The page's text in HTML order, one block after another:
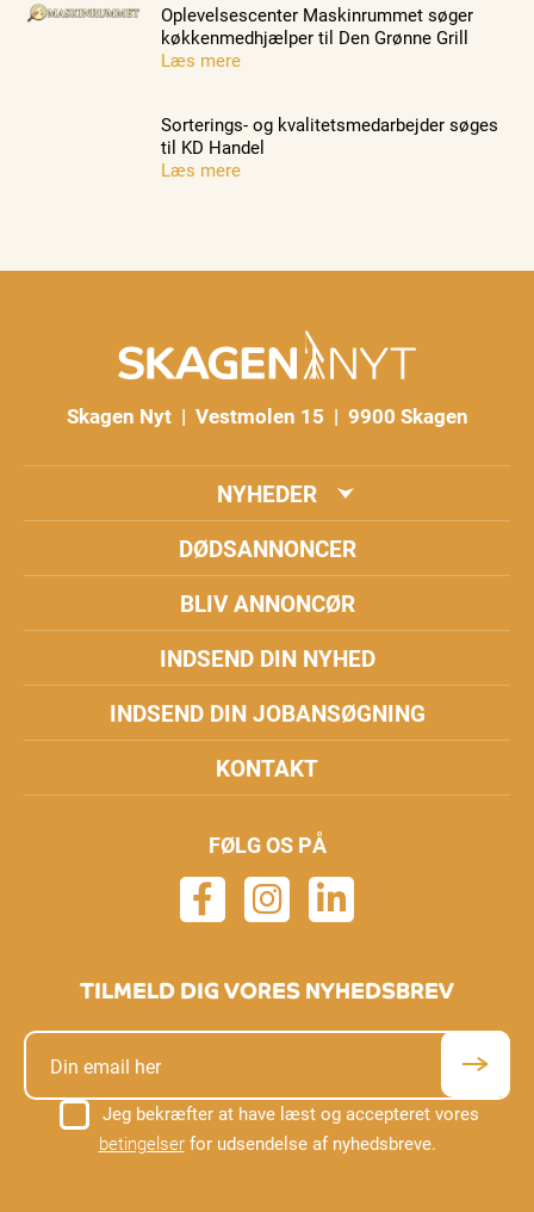
Oplevelsescenter Maskinrummet søger
køkkenmedhjælper til Den Grønne Grill
Læs mere
Sorterings- og kvalitetsmedarbejder søges
til KD Handel
Læs mere
Skagen Nyt | Vestmolen 15 | 9900 Skagen
NYHEDER
DØDSANNONCER
BLIV ANNONCØR
INDSEND DIN NYHED
INDSEND DIN JOBANSØGNING
KONTAKT
FØLG OS PÅ
TILMELD DIG VORES NYHEDSBREV
Jeg bekræfter at have læst og accepteret vores
betingelserfor udsendelse af nyhedsbreve.